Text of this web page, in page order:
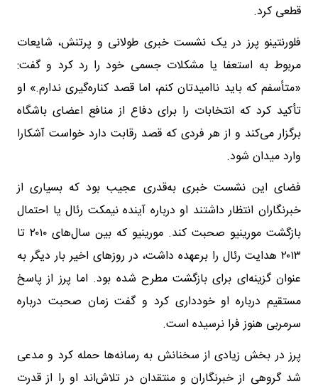
قطعی کرد.
فلورنتینو پرز در یک نشست خبری طولانی و پرتنش، شایعات
مربوط به استعفا یا مشکلات جسمی خود را رد کرد و گفت:
«متأسفم که باید ناامیدتان کنم، اما قصد کناره‌گیری ندارم.» او
تأکید کرد که انتخابات را برای دفاع از منافع اعضای باشگاه
برگزار می‌کند و از هر فردی که قصد رقابت دارد خواست آشکارا
وارد میدان شود.
فضای این نشست خبری به‌قدری عجیب بود که بسیاری از
خبرنگاران انتظار داشتند او درباره آینده نیمکت رئال یا احتمال
بازگشت مورینیو صحبت کند. مورینیو که بین سال‌های ۲۰۱۰ تا
۲۰۱۳ هدایت رئال را برعهده داشت، در روزهای اخیر بار دیگر به
عنوان گزینه‌ای برای بازگشت مطرح شده بود. اما پرز از پاسخ
مستقیم درباره او خودداری کرد و گفت زمان صحبت درباره
سرمربی هنوز فرا نرسیده است.
پرز در بخش زیادی از سخنانش به رسانه‌ها حمله کرد و مدعی
شد گروهی از خبرنگاران و منتقدان در تلاش‌اند او را از قدرت